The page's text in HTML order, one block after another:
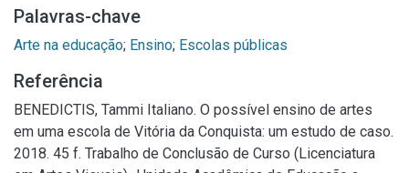
Palavras-chave
Arte na educação; Ensino; Escolas públicas
Referência
BENEDICTIS, Tammi Italiano. O possível ensino de artes
em uma escola de Vitória da Conquista: um estudo de caso.
2018. 45 f. Trabalho de Conclusão de Curso (Licenciatura